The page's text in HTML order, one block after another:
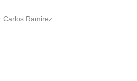
Carlos Ramirez